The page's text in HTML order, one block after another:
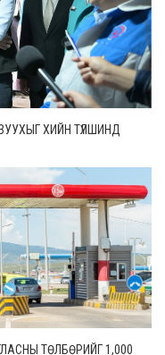
ХИЙН ТҮЛШИНД
ТӨЛБӨРИЙГ 1,000